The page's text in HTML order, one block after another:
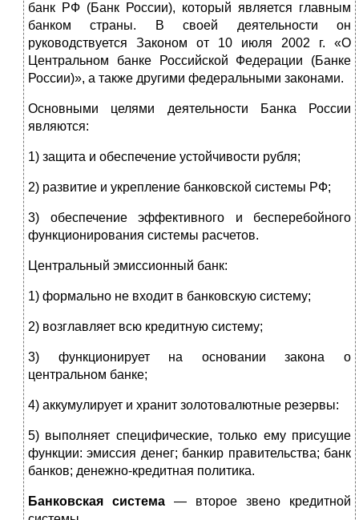
банк РФ (Банк России), который является главным
банком страны. В своей деятельности он
руководствуется Законом от 10 июля 2002 г. «О
Центральном банке Российской Федерации (Банке
России)», а также другими федеральными законами.
Основными целями деятельности Банка России
являются:
1) защита и обеспечение устойчивости рубля;
2) развитие и укрепление банковской системы РФ;
3) обеспечение эффективного и бесперебойного
функционирования системы расчетов.
Центральный эмиссионный банк:
1) формально не входит в банковскую систему;
2) возглавляет всю кредитную систему;
3) функционирует на основании закона о
центральном банке;
4) аккумулирует и хранит золотовалютные резервы:
5) выполняет специфические, только ему присущие
функции: эмиссия денег; банкир правительства; банк
банков; денежно-кредитная политика.
Банковская система — второе звено кредитной